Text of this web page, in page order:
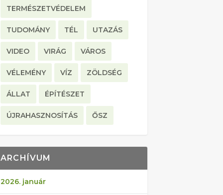
TERMÉSZETVÉDELEM
TUDOMÁNY TÉL UTAZÁS
VIDEO VIRÁG VÁROS
VÉLEMÉNY VÍZ ZÖLDSÉG
ÁLLAT ÉPÍTÉSZET
ÚJRAHASZNOSÍTÁS ŐSZ
ARCHÍVUM
2026. január